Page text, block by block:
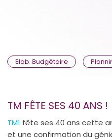
Elab. Budgétaire
TM FÊTE SES 40 ANS !
TM1 fête ses 40 ans cette
et une confirmation du